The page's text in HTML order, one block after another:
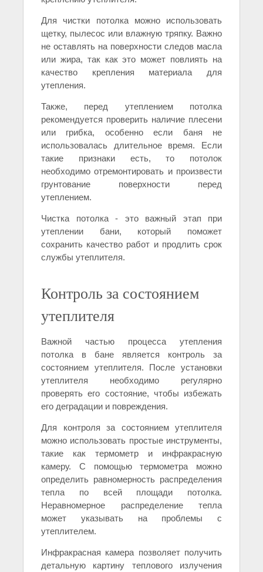
Для чистки потолка можно использовать
щетку, пылесос или влажную тряпку. Важно
не оставлять на поверхности следов масла
или жира, так как это может повлиять на
качество крепления материала для
утепления.
Также, перед утеплением потолка
рекомендуется проверить наличие плесени
или грибка, особенно если баня не
использовалась длительное время. Если
такие признаки есть, то потолок
необходимо отремонтировать и произвести
грунтование поверхности перед
утеплением.
Чистка потолка - это важный этап при
утеплении бани, который поможет
сохранить качество работ и продлить срок
службы утеплителя.
Контроль за состоянием
утеплителя
Важной частью процесса утепления
потолка в бане является контроль за
состоянием утеплителя. После установки
утеплителя необходимо регулярно
проверять его состояние, чтобы избежать
его деградации и повреждения.
Для контроля за состоянием утеплителя
можно использовать простые инструменты,
такие как термометр и инфракрасную
камеру. С помощью термометра можно
определить равномерность распределения
тепла по всей площади потолка.
Неравномерное распределение тепла
может указывать на проблемы с
утеплителем.
Инфракрасная камера позволяет получить
детальную картину теплового излучения